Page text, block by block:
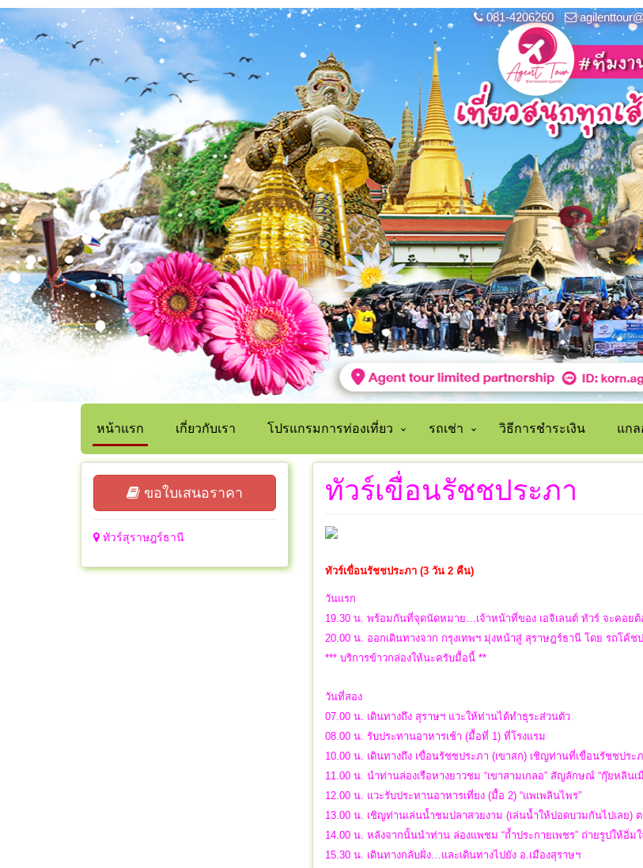
081-4206260
หน้าแรก เกี่ยวกับเรา โปรแกรมการท่องเที่ยว รถเช่า วิธีการชำระเงิน แกล
ขอใบเสนอราคา
ทัวร์สุราษฎร์ธานี
ทัวร์เขื่อนรัชชประภา
ทัวร์เขื่อนรัชชประภา (3 วัน 2 คืน)
วันแรก
19.30 น. พร้อมกันที่จุดนัดหมาย…เจ้าหน้าที่ของ เอจิเลนต์ ทัวร์ จะคอยต้
20.00 น. ออกเดินทางจาก กรุงเทพฯ มุ่งหน้าสู่ สุราษฎร์ธานี โดย รถโค้ช
*** บริการข้าวกล่องให้นะครับมื้อนี้ **
วันที่สอง
07.00 น. เดินทางถึง สุราษฯ แวะให้ท่านได้ทำธุระส่วนตัว
08.00 น. รับประทานอาหารเช้า (มื้อที่ 1) ที่โรงแรม
10.00 น. เดินทางถึง เขื่อนรัชชประภา (เขาสก) เชิญท่านที่เขื่อนรัชชประ
11.00 น. นำท่านล่องเรือหางยาวชม “เขาสามเกลอ” สัญลักษณ์ “กุ๊ยหลินเ
12.00 น. แวะรับประทานอาหารเที่ยง (มื้อ 2) “แพเพลินไพร”
13.00 น. เชิญท่านเล่นน้ำชมปลาสวยงาม (เล่นน้ำให้ปอดบวมกันไปเลย)
14.00 น. หลังจากนั้นนำท่าน ล่องแพชม “ถ้ำประกายเพชร” ถ่ายรูปให้อิ่มใ
15.30 น. เดินทางกลับฝั่ง…และเดินทางไปยัง อ.เมืองสุราษฯ